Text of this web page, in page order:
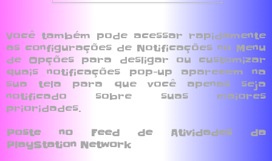
Você também pode acessar rapidamente
as configurações de Notificações no Menu
de Opções para desligar ou customizar
quais notificações pop-up aparecem na
sua tela para que você apenas seja
notificado sobre suas maiores
prioridades.
Poste no Feed de Atividades da
PlayStation Network